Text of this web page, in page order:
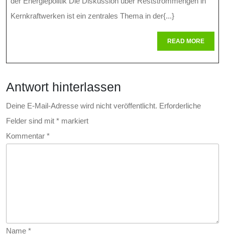
Entsorgung
Und
Kernkraftwerken ist ein zentrales Thema in der{...}
READ MOREREAD
MORE
Antwort hinterlassen
Deine E-Mail-Adresse wird nicht veröffentlicht. Erforderliche
Felder sind mit * markiert
Kommentar *
Name *